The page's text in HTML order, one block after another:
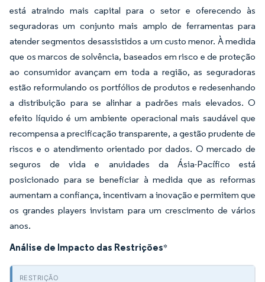
está atraindo mais capital para o setor e oferecendo às
seguradoras um conjunto mais amplo de ferramentas para
atender segmentos desassistidos a um custo menor. À medida
que os marcos de solvência, baseados em risco e de proteção
ao consumidor avançam em toda a região, as seguradoras
estão reformulando os portfólios de produtos e redesenhando
a distribuição para se alinhar a padrões mais elevados. O
efeito líquido é um ambiente operacional mais saudável que
recompensa a precificação transparente, a gestão prudente de
riscos e o atendimento orientado por dados. O mercado de
seguros de vida e anuidades da Ásia-Pacífico está
posicionado para se beneficiar à medida que as reformas
aumentam a confiança, incentivam a inovação e permitem que
os grandes players invistam para um crescimento de vários
anos.
Análise de Impacto das Restrições*